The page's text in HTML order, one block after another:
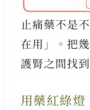
止痛藥不是
在用」。把
護腎之間找
用藥紅綠燈